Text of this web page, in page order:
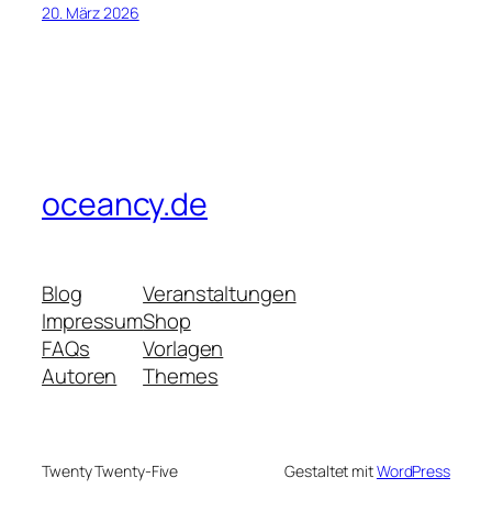
20. März 2026
oceancy.de
Blog
Impressum
FAQs
Autoren
Veranstaltungen
Shop
Vorlagen
Themes
Twenty Twenty-Five Gestaltet mitWordPress